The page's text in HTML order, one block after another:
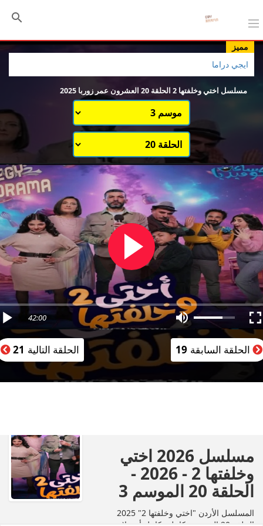
مميز
ايجي دراما
مسلسل اختي وخلفتها 2 الحلقة 20 العشرون عمر زوربا 2025
اختيار الموسم
قائمة حلقات الموسم 2
قائمة حلقات الموسم 3
42:00
الحلقة السابقة 19 الحلقة التالية 21
مسلسل 2026 اختي
وخلفتها 2 - 2026 -
الحلقة 20 الموسم 3
المسلسل الأردن "اختي وخلفتها 2" 2025